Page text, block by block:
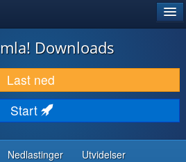
Downloads
Last ned
Start
Nedlastinger Utvidelser